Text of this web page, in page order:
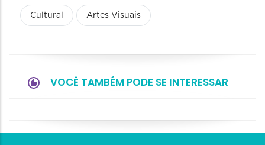
Cultural Artes Visuais
VOCÊ TAMBÉM PODE SE INTERESSAR